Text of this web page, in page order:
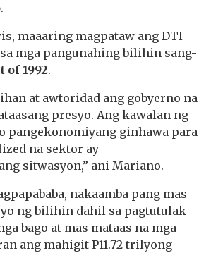
.
maaaring magpataw ang DTI
mga pangunahing bilihin sang-
of 1992.
at awtoridad ang gobyerno na
presyo. Ang kawalan ng
pangekonomiyang ginhawa para
na sektor ay
sitwasyon,” ani Mariano.
nakaamba pang mas
ng bilihin dahil sa pagtutulak
bago at mas mataas na mga
ang mahigit P11.72 trilyong